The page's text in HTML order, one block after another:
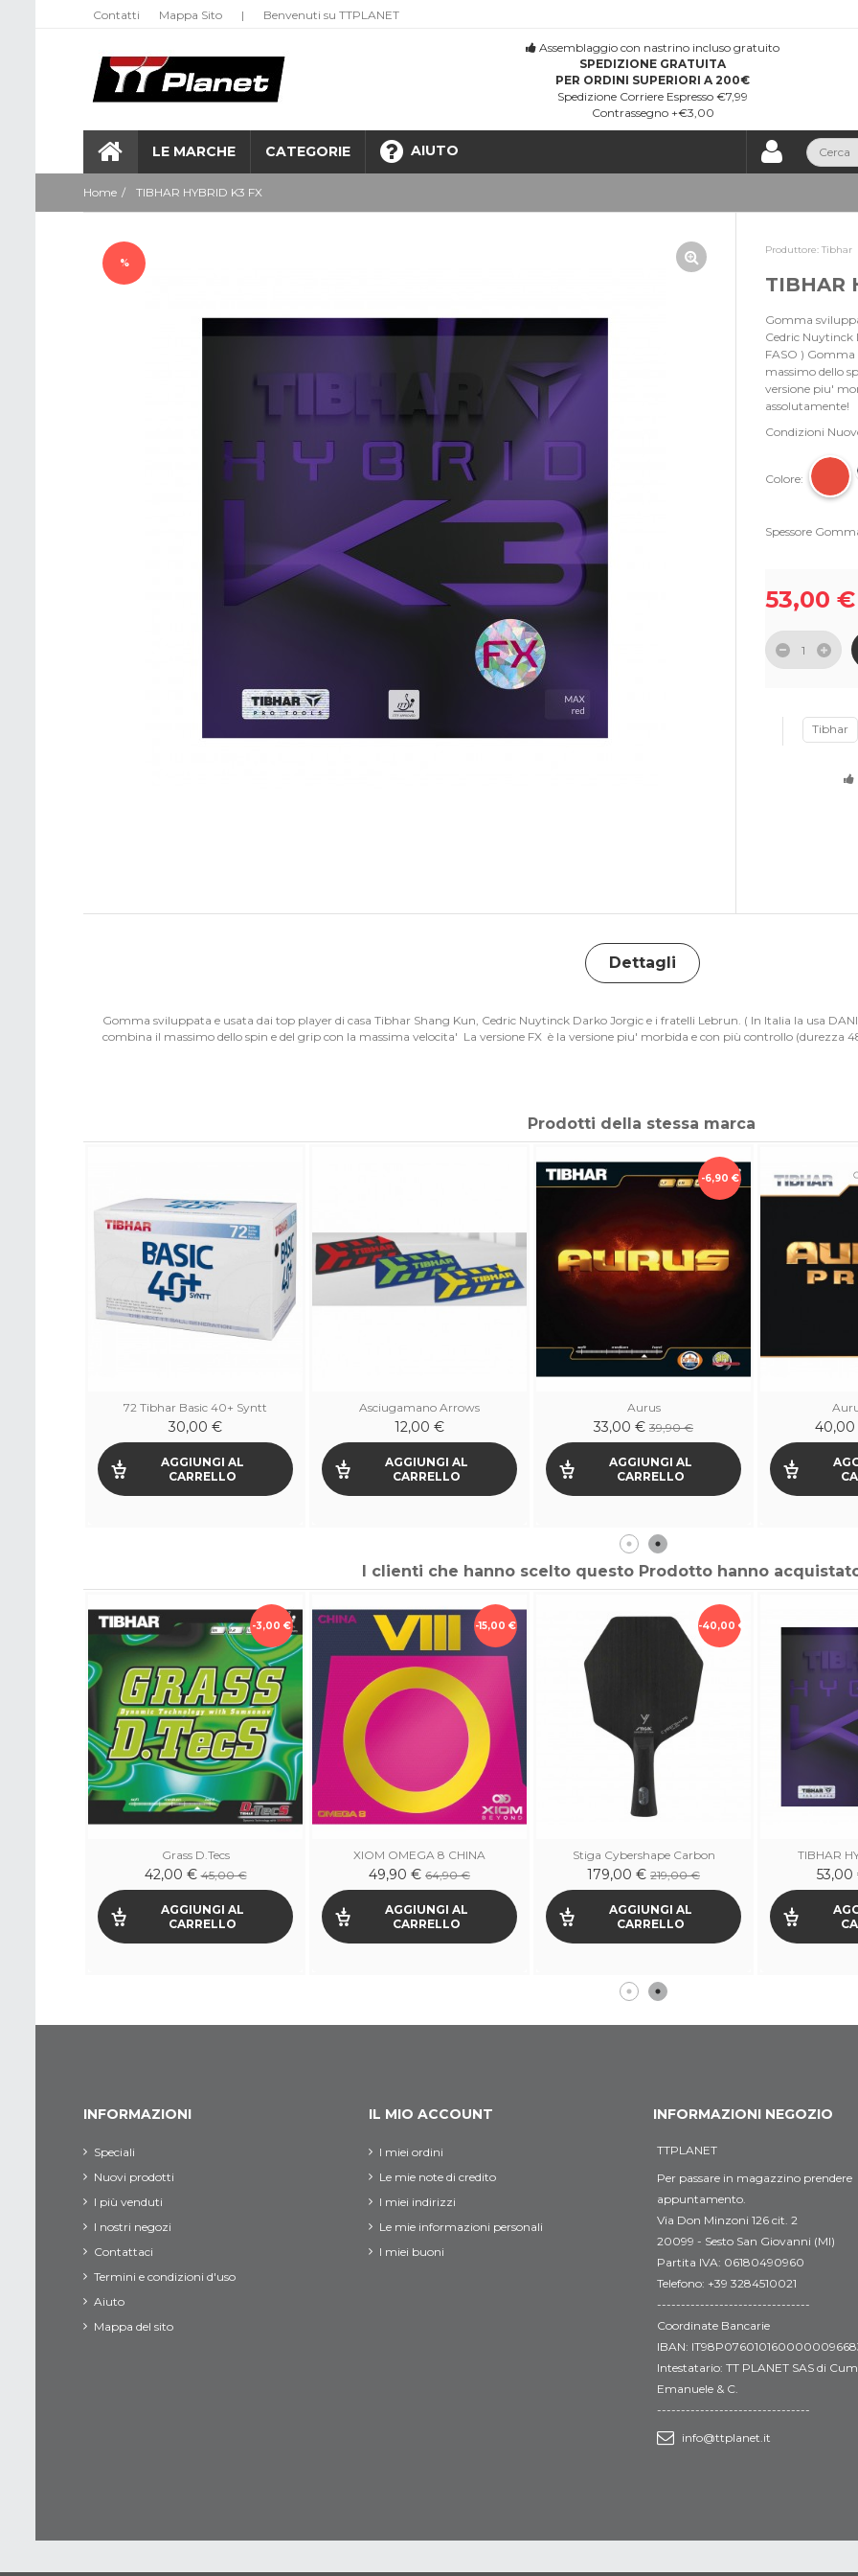
Contatti Mappa Sito | Benvenuti su TTPLANET
Assemblaggio con nastrino incluso gratuito
SPEDIZIONE GRATUITA
PER ORDINI SUPERIORI A 200€
Spedizione Corriere Espresso €7,99
Contrassegno +€3,00
LE MARCHE CATEGORIE AIUTO
Home TIBHAR HYBRID K3 FX
%
Produttore: Tibhar
TIBHAR
Gomma
Cedric Nuytinck
FASO )
massimo dello
versione piu'
assolutamente!
Condizioni
Colore:
Spessore
53,00 €
Tibhar
Dettagli
Gomma sviluppata e usata dai top player di casa Tibhar Shang Kun, Cedric Nuytinck Darko Jorgic e i fratelli Lebrun. ( In Italia la usa
combina il massimo dello spin e del grip con la massima velocita' La versione FX è la versione piu' morbida e con più controllo (durezza
Prodotti della stessa marca
72 Tibhar Basic 40+ Syntt
30,00 €
AGGIUNGI AL
CARRELLO
Asciugamano Arrows
12,00 €
AGGIUNGI AL
CARRELLO
-6,90 €
Aurus
33,00 € 39,90 €
AGGIUNGI AL
CARRELLO
I clienti che hanno scelto questo Prodotto hanno
-3,00 €
Grass D.Tecs
42,00 €45,00 €
AGGIUNGI AL
CARRELLO
-15,00 €
XIOM OMEGA 8 CHINA
49,90 € 64,90 €
AGGIUNGI AL
CARRELLO
-40,00 €
Stiga Cybershape Carbon
179,00 € 219,00 €
AGGIUNGI AL
CARRELLO
TIBHAR
INFORMAZIONI
Speciali
Nuovi prodotti
I più venduti
I nostri negozi
Contattaci
Termini e condizioni d'uso
Aiuto
Mappa del sito
IL MIO ACCOUNT
I miei ordini
Le mie note di credito
I miei indirizzi
Le mie informazioni personali
I miei buoni
INFORMAZIONI NEGOZIO
TTPLANET
Per passare in magazzino prendere
appuntamento.
Via Don Minzoni 126 cit. 2
20099 - Sesto San Giovanni (MI)
Partita IVA: 06180490960
Telefono: +39 3284510021
--------------------------------
Coordinate Bancarie
IBAN:
Intestatario: TT PLANET SAS di
Emanuele & C.
--------------------------------
info@ttplanet.it